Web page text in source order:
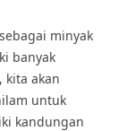
minyak
banyak
kita akan
untuk
kandungan